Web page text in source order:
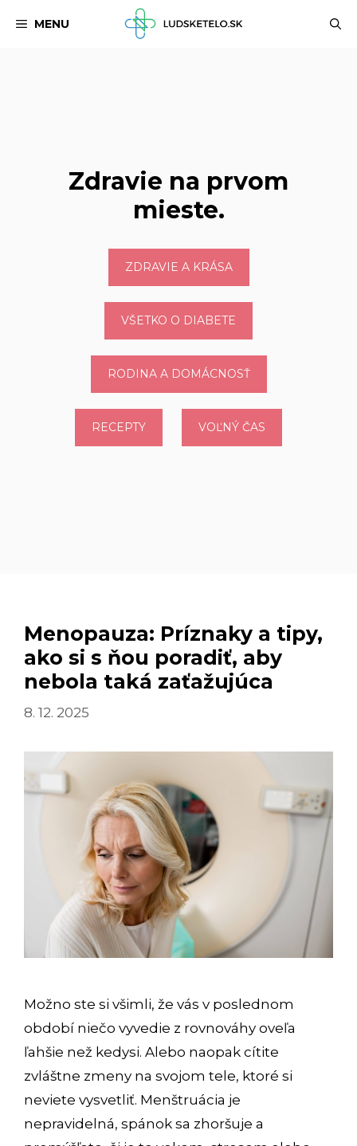
MENU
Zdravie na prvom
mieste.
ZDRAVIE A KRÁSA
VŠETKO O DIABETE
RODINA A DOMÁCNOSŤ
RECEPTY VOĽNÝ ČAS
Menopauza: Príznaky a tipy,
ako si s ňou poradiť, aby
nebola taká zaťažujúca
8. 12. 2025
Možno ste si všimli, že vás v poslednom
období niečo vyvedie z rovnováhy oveľa
ľahšie než kedysi. Alebo naopak cítite
zvláštne zmeny na svojom tele, ktoré si
neviete vysvetliť. Menštruácia je
nepravidelná, spánok sa zhoršuje a